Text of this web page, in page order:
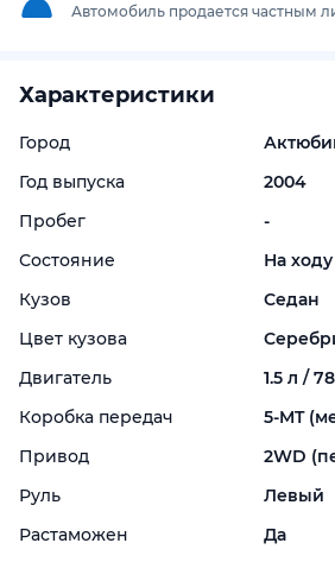
Автомобиль продается частным
Характеристики
Город
Год выпуска
2004
Пробег
-
Состояние
На ходу
Кузов
Седан
Цвет кузова
Двигатель
1.5 л /
Коробка передач
5-MT
Привод
2WD
Руль
Левый
Растаможен
Да